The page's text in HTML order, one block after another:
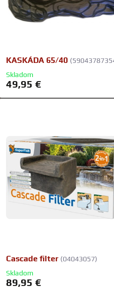
KASKÁDA 65/40
Skladom
49,95 €
Cascade filter (04043057)
Skladom
89,95 €